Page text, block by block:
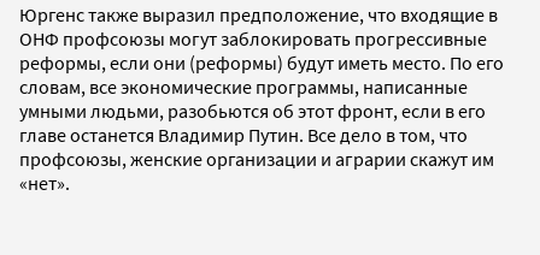
Юргенс также выразил предположение, что входящие в
ОНФ профсоюзы могут заблокировать прогрессивные
реформы, если они (реформы) будут иметь место. По его
словам, все экономические программы, написанные
умными людьми, разобьются об этот фронт, если в его
главе останется Владимир Путин. Все дело в том, что
профсоюзы, женские организации и аграрии скажут им
«нет».